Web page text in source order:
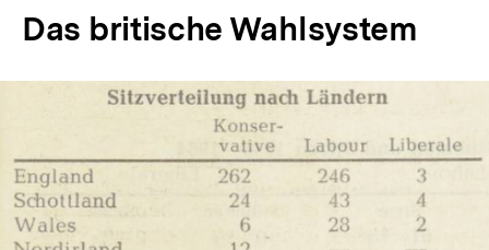
Das britische Wahlsystem
In
Lightbox
öffnen